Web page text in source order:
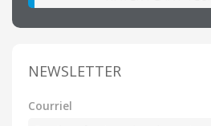
NEWSLETTER
Courriel